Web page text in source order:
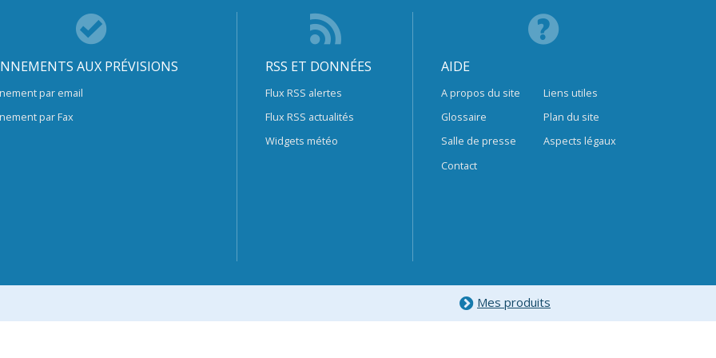
AUX PRÉVISIONS
par email
par Fax
RSS ET DONNÉES
Flux RSS alertes
Flux RSS actualités
Widgets météo
AIDE
A propos du site
Glossaire
Salle de presse
Contact
Liens utiles
Plan du site
Aspects légaux
Mes produits